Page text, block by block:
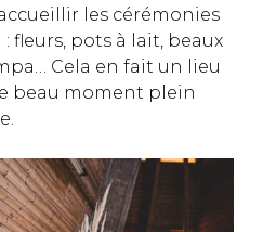
les cérémonies
: fleurs, pots à lait, beaux
Cela en fait un lieu
beau moment plein